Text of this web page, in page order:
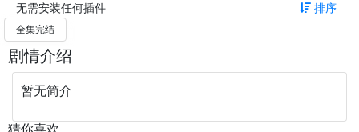
无需安装任何插件 排序
全集完结
剧情介绍
暂无简介
猜你喜欢